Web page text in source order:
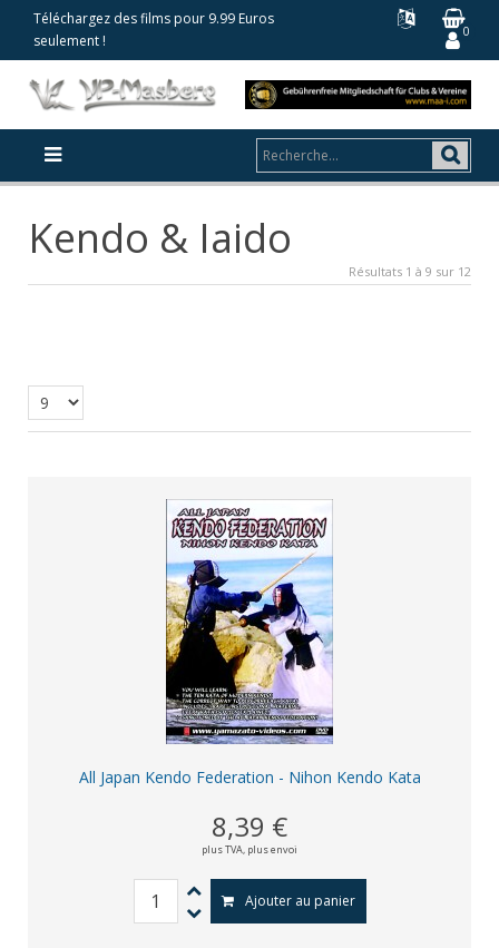
Téléchargez des films pour 9.99 Euros
seulement !
0
Kendo & Iaido
Résultats 1 à 9 sur 12
All Japan Kendo Federation - Nihon Kendo Kata
8,39 €
plus TVA, plus envoi
Ajouter au panier